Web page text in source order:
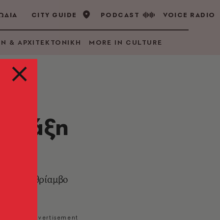
CITY GUIDE PODCAST VOICE RADIO
& ΑΡΧΙΤΕΚΤΟΝΙΚΗ MORE IN CULTURE
με τον θρίαμβο